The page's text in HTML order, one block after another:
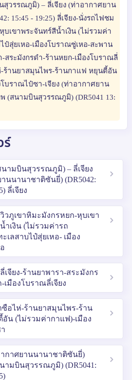
สุวรรณภูมิ) – ลี่เจียง (ท่าอากาศยาน
15:45 - 19:25) ลี่เจียง-นั่งรถไฟชม
บเขาพระจันทร์สีน้ำเงิน (ไม่รวมค่า
ป๋สุ่ยเหอ-เมืองโบราณซู่เหอ-สะพาน
-สระมังกรดำ-ร้านหยก-เมืองโบราณลี่
-ร้านยาสมุนไพร-ร้านกาแฟ หยุนตี้อัน
บราณไป๋ซา-เจียง (ท่าอากาศยาน
(สนามบินสุวรรณภูมิ) (DR5041 13:
ร์
นามบินสุวรรณภูมิ) – ลี่เจียง
นนานาชาติซันยี่) (DR5042:
ลี่เจียง
วภูเขาหิมะมังกรหยก-หุบเขา
ำเงิน (ไม่รวมค่ารถ
เลสาบไป๋สุ่ยเหอ- เมือง
เจียง-ร้านยาพารา-สระมังกร
เมืองโบราณลี่เจียง
ซือไห่-ร้านยาสมุนไพร-ร้าน
น (ไม่รวมค่ากาแฟ)-เมือง
ากาศยานนานาชาติซันยี่)
ามบินสุวรรณภูมิ) (DR5041: